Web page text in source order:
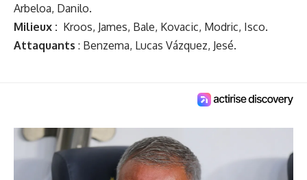
Arbeloa, Danilo.
Milieux : Kroos, James, Bale, Kovacic, Modric, Isco.
Attaquants : Benzema, Lucas Vázquez, Jesé.